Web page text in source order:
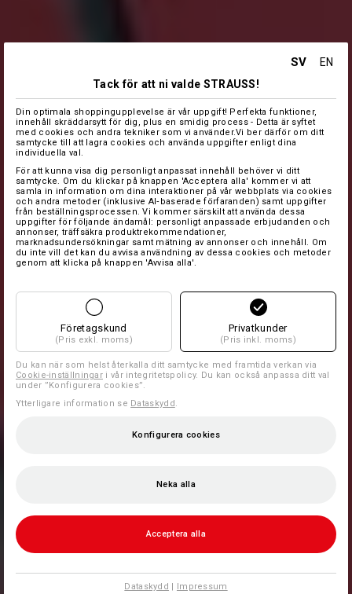
SV
EN
Tack för att ni valde STRAUSS!
Din optimala shoppingupplevelse är vår uppgift! Perfekta funktioner,
innehåll skräddarsytt för dig, plus en smidig process - Detta är syftet
med cookies och andra tekniker som vi använder.Vi ber därför om ditt
samtycke till att lagra cookies och använda uppgifter enligt dina
individuella val.
För att kunna visa dig personligt anpassat innehåll behöver vi ditt
samtycke. Om du klickar på knappen 'Acceptera alla' kommer vi att
samla in information om dina interaktioner på vår webbplats via cookies
och andra metoder (inklusive AI‑baserade förfaranden) samt uppgifter
från beställningsprocessen. Vi kommer särskilt att använda dessa
uppgifter för följande ändamål: personligt anpassade erbjudanden och
annonser, träffsäkra produktrekommendationer,
marknadsundersökningar samt mätning av annonser och innehåll. Om
du inte vill det kan du avvisa användning av dessa cookies och metoder
genom att klicka på knappen 'Avvisa alla'.
Företagskund
(Pris exkl. moms)
Privatkunder
(Pris inkl. moms)
Du kan när som helst återkalla ditt samtycke med framtida verkan via
Cookie-inställningar i vår integritetspolicy. Du kan också anpassa ditt val
under ”Konfigurera cookies”.
Ytterligare information se Dataskydd
Konfigurera cookies
Neka alla
Acceptera alla
Dataskydd | Impressum